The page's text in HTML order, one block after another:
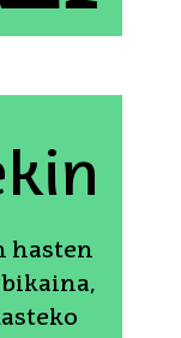
hasten
bikaina,